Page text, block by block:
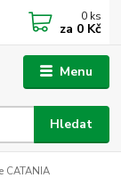
Menu
Hledat
0 ks
za 0 Kč
CATANIA